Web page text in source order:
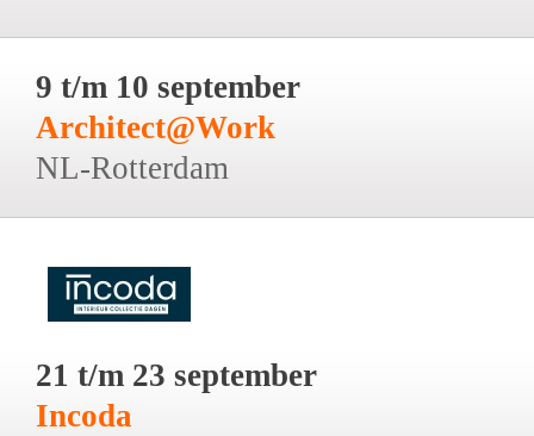
9 t/m 10 september
Architect@Work
NL-Rotterdam
21 t/m 23 september
Incoda